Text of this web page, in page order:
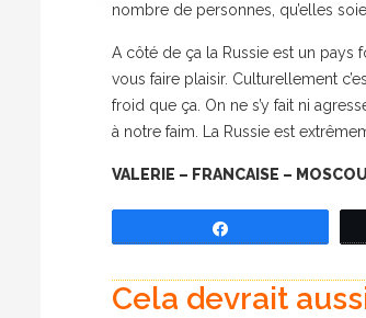
nombre de personnes, qu’elles
A côté de ça la Russie est un pays
vous faire plaisir. Culturellement
froid que ça. On ne s’y fait ni
à notre faim. La Russie est
VALERIE – FRANCAISE –
Cela devrait